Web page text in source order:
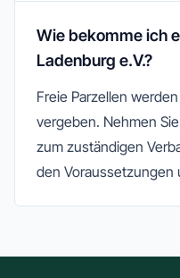
Wie bekomme ich
Ladenburg e.V.?
Freie Parzellen
vergeben. Nehmen
zum zuständigen
den Voraussetzungen